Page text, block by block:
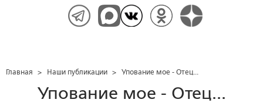
Главная > Наши публикации > Упование мое - Отец...
Упование мое - Отец...